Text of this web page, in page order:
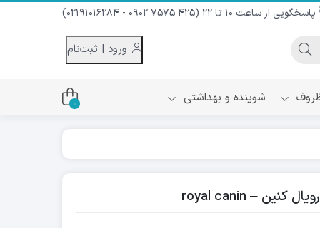
پاسخگویی از ساعت 10 تا 22 (425 7575 0902 - 02191016284)
سرد
شوینده و بهداشتی
لباس
0